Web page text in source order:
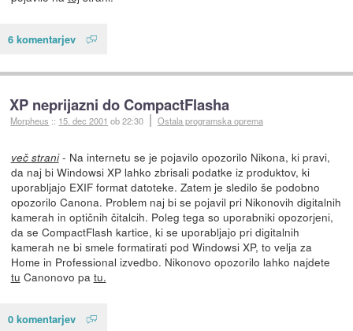
6 komentarjev
XP neprijazni do CompactFlasha
Morpheus :: 15. dec 2001 ob 22:30 Ostala programska oprema
več strani- Na internetu se je pojavilo opozorilo Nikona, ki pravi,
da naj bi Windowsi XP lahko zbrisali podatke iz produktov, ki
uporabljajo EXIF format datoteke. Zatem je sledilo še podobno
opozorilo Canona. Problem naj bi se pojavil pri Nikonovih digitalnih
kamerah in optičnih čitalcih. Poleg tega so uporabniki opozorjeni,
da se CompactFlash kartice, ki se uporabljajo pri digitalnih
kamerah ne bi smele formatirati pod Windowsi XP, to velja za
Home in Professional izvedbo. Nikonovo opozorilo lahko najdete
tu Canonovo pa tu.
0 komentarjev